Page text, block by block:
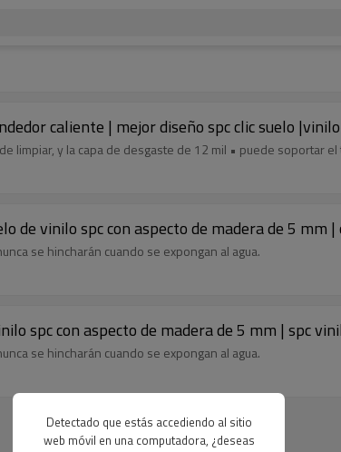
caliente | mejor diseño spc clic suelo
limpiar, y la capa de desgaste de 12 mil • puede soportar
de vinilo spc con aspecto de madera de 5 mm
se hincharán cuando se expongan al agua.
spc con aspecto de madera de 5 mm | spc
se hincharán cuando se expongan al agua.
Detectado que estás accediendo al sitio
web móvil en una computadora, ¿deseas